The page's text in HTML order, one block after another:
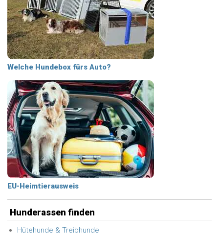
Welche Hundebox fürs Auto?
EU-Heimtierausweis
Hunderassen finden
Hütehunde & Treibhunde